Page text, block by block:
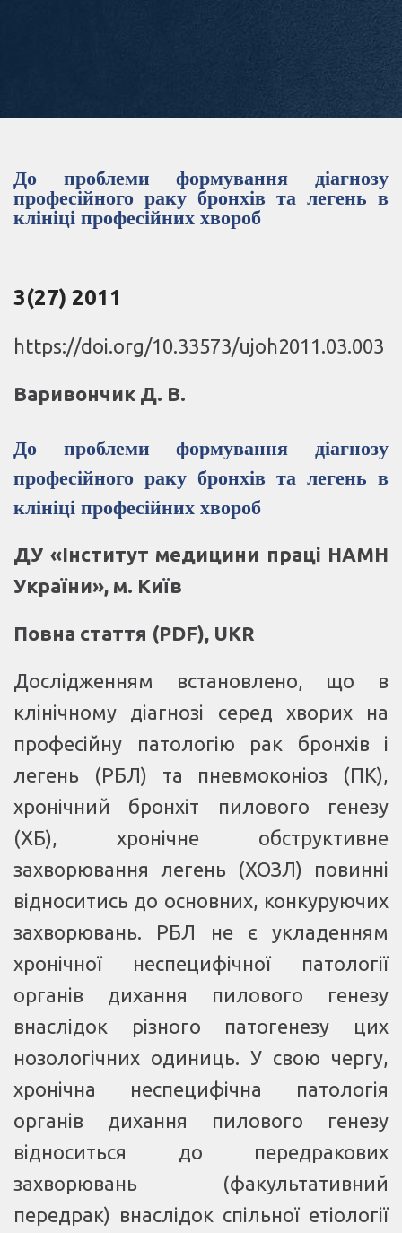
До проблеми формування діагнозу
професійного раку бронхів та легень в
клініці професійних хвороб
3(27) 2011
https://doi.org/10.33573/ujoh2011.03.003
Варивончик Д. В.
До проблеми формування діагнозу
професійного раку бронхів та легень в
клініці професійних хвороб
ДУ «Інститут медицини праці НАМН
України», м. Київ
Повна стаття (PDF), UKR
Дослідженням встановлено, що в
клінічному діагнозі серед хворих на
професійну патологію рак бронхів і
легень (РБЛ) та пневмоконіоз (ПК),
хронічний бронхіт пилового генезу
(ХБ), хронічне обструктивне
захворювання легень (ХОЗЛ) повинні
відноситись до основних, конкуруючих
захворювань. РБЛ не є укладенням
хронічної неспецифічної патології
органів дихання пилового генезу
внаслідок різного патогенезу цих
нозологічних одиниць. У свою чергу,
хронічна неспецифічна патологія
органів дихання пилового генезу
відноситься до передракових
захворювань (факультативний
передрак) внаслідок спільної етіології